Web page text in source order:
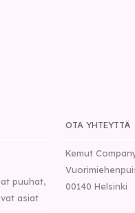
puuhat,
asiat
OTA YHTEYTTÄ
Kemut
00140 Helsinki